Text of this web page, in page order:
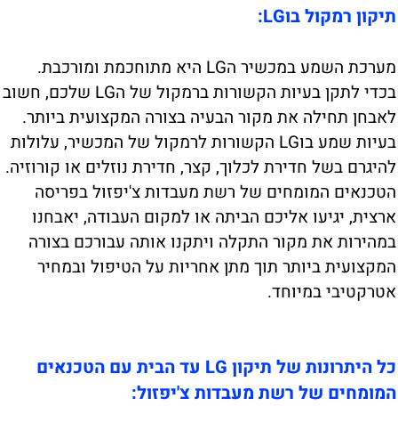
תיקון רמקול בוLG:
מערכת השמע במכשיר הLG היא מתוחכמת ומורכבת.
בכדי לתקן בעיות הקשורות ברמקול של הLG שלכם, חשוב
לאבחן תחילה את מקור הבעיה בצורה המקצועית ביותר.
בעיות שמע בוLG הקשורות לרמקול של המכשיר, עלולות
להיגרם בשל חדירת לכלוך, קצר, חדירת נוזלים או קורוזיה.
הטכנאים המומחים של רשת מעבדות צ'יפזול בפריסה
ארצית, יגיעו אליכם הביתה או למקום העבודה, יאבחנו
במהירות את מקור התקלה ויתקנו אותה עבורכם בצורה
המקצועית ביותר תוך מתן אחריות על הטיפול ובמחיר
אטרקטיבי במיוחד.
כל היתרונות של תיקון LG עד הבית עם הטכנאים
המומחים של רשת מעבדות צ'יפזול: